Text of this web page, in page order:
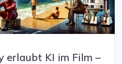
erlaubt KI im Film –